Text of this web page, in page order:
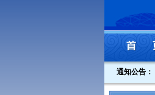
通知公告：